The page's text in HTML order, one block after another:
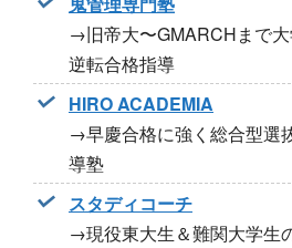
→旧帝大〜GMARCHまで
逆転合格指導
HIRO ACADEMIA
→早慶合格に強く総合型選
導塾
スタディコーチ
→現役東大生＆難関大学生